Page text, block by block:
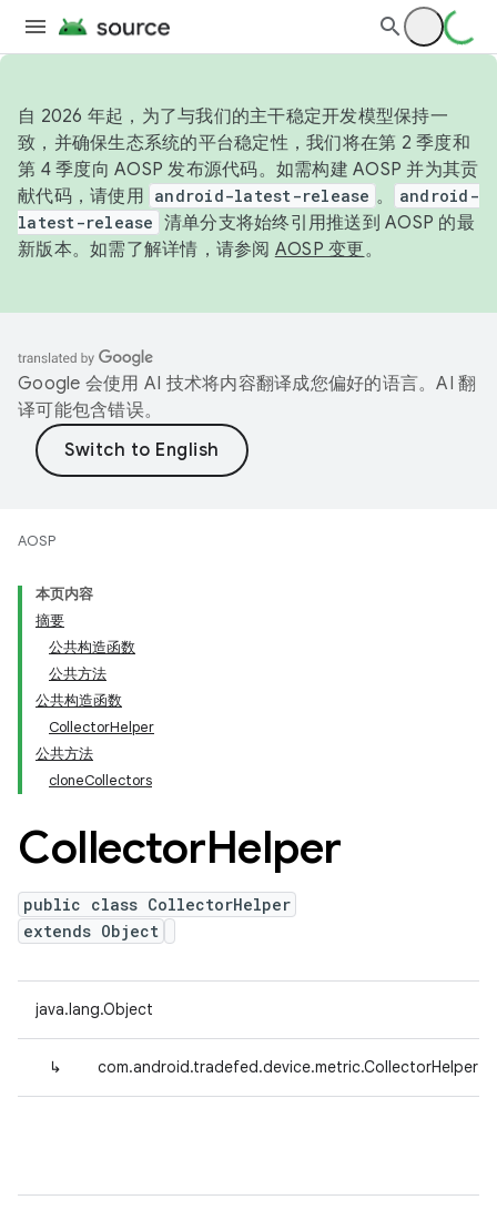
自 2026 年起，为了与我们的主干稳定开发模型保持一
致，并确保生态系统的平台稳定性，我们将在第 2 季度和
第 4 季度向 AOSP 发布源代码。如需构建 AOSP 并为其贡
献代码，请使用 android-latest-release 。
android-
latest-release 清单分支将始终引用推送到 AOSP 的最
新版本。如需了解详情，请参阅 AOSP 变更。
Google 会使用 AI 技术将内容翻译成您偏好的语言。AI 翻
译可能包含错误。
AOSP
本页内容
摘要
公共构造函数
公共方法
公共构造函数
CollectorHelper
公共方法
cloneCollectors
CollectorHelper
public class CollectorHelper
extends Object
java.lang.Object
↳ com.android.tradefed.device.metric.CollectorHelper